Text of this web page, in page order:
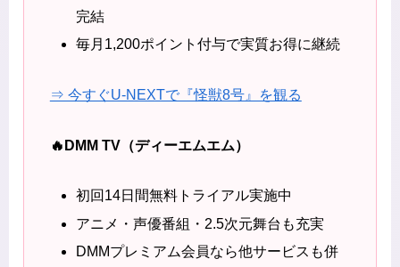
完結
毎月1,200ポイント付与で実質お得に継続
⇒ 今すぐU-NEXTで『怪獣8号』を観る
🔥DMM TV（ディーエムエム）
初回14日間無料トライアル実施中
アニメ・声優番組・2.5次元舞台も充実
DMMプレミアム会員なら他サービスも併